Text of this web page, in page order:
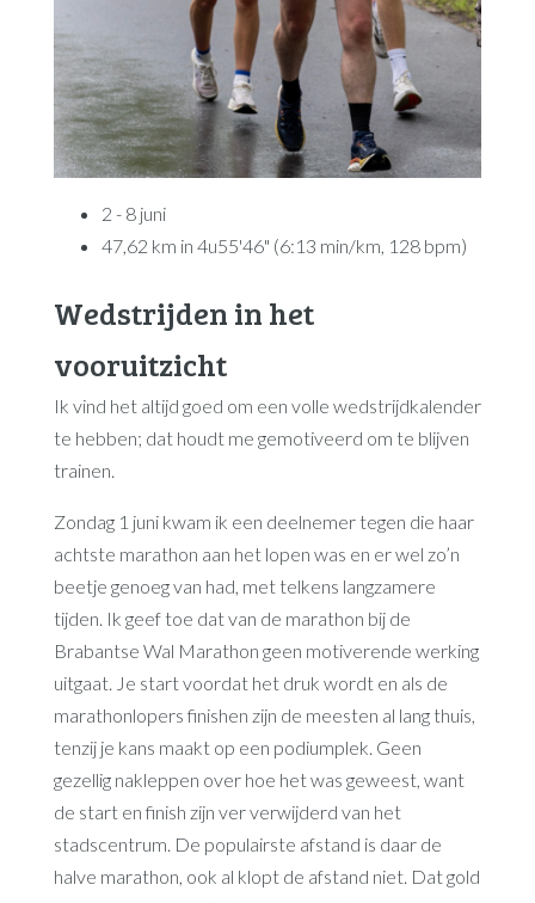
2 - 8 juni
47,62 km in 4u55'46" (6:13 min/km, 128 bpm)
Wedstrijden in het
vooruitzicht
Ik vind het altijd goed om een volle wedstrijdkalender
te hebben; dat houdt me gemotiveerd om te blijven
trainen.
Zondag 1 juni kwam ik een deelnemer tegen die haar
achtste marathon aan het lopen was en er wel zo’n
beetje genoeg van had, met telkens langzamere
tijden. Ik geef toe dat van de marathon bij de
Brabantse Wal Marathon geen motiverende werking
uitgaat. Je start voordat het druk wordt en als de
marathonlopers finishen zijn de meesten al lang thuis,
tenzij je kans maakt op een podiumplek. Geen
gezellig nakleppen over hoe het was geweest, want
de start en finish zijn ver verwijderd van het
stadscentrum. De populairste afstand is daar de
halve marathon, ook al klopt de afstand niet. Dat gold